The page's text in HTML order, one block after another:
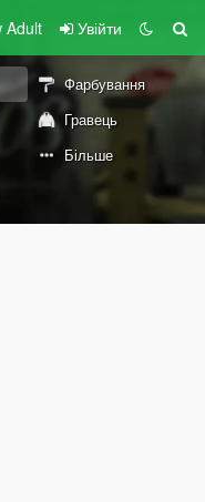
Adult Увійти
Фарбування
Гравець
Більше